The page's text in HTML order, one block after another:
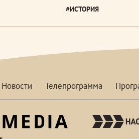
#ИСТОРИЯ
Новости Телепрограмма